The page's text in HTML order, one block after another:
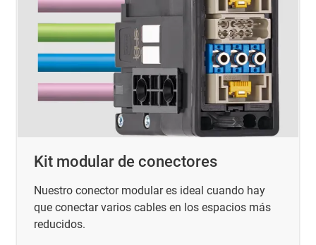
Kit modular de conectores
Nuestro conector modular es ideal cuando hay
que conectar varios cables en los espacios más
reducidos.